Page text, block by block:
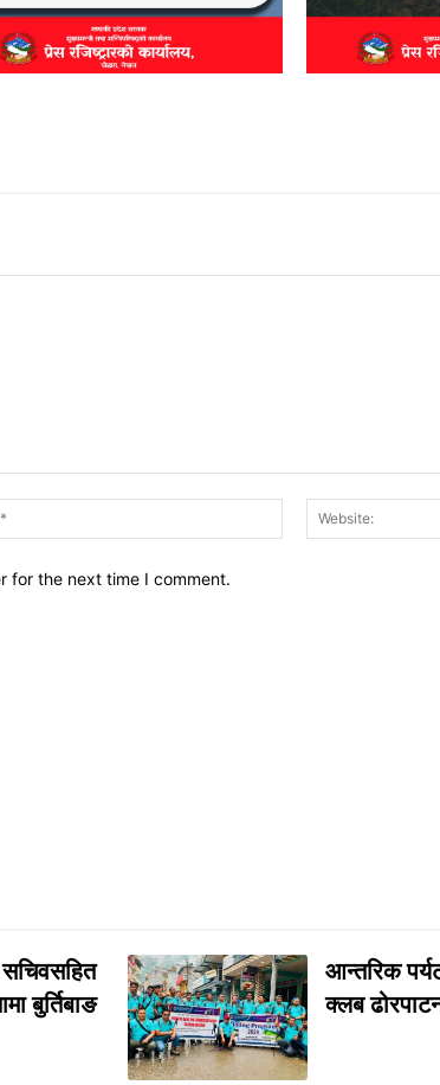
Email:*
for the next time I comment.
बुर्तिबाङ
आन्तरिक
क्लब